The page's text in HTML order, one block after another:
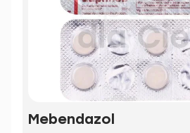
Mebendazol